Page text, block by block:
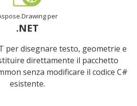
per
.NET
per disegnare testo, geometrie e
direttamente il pacchetto
senza modificare il codice C#
esistente.